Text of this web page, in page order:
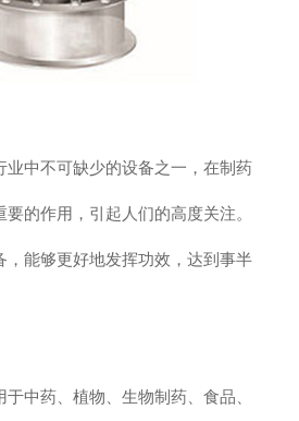
业中不可缺少的设备之一，在制药
的作用，引起人们的高度关注。
，能够更好地发挥功效，达到事半
药、植物、生物制药、食品、